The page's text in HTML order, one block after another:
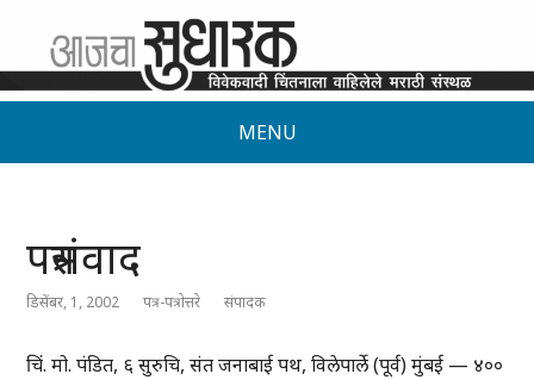
MENU
पत्रसंवाद
डिसेंबर, 1, 2002 पत्र-पत्रोत्तरे संपादक
चिं. मो. पंडित, ६ सुरुचि, संत जनाबाई पथ, विलेपार्ले (पूर्व) मुंबई — ४००